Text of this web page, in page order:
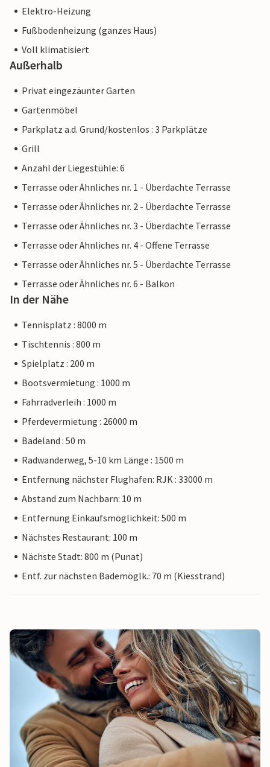
Elektro-Heizung
Fußbodenheizung (ganzes Haus)
Voll klimatisiert
Außerhalb
Privat eingezäunter Garten
Gartenmöbel
Parkplatz a.d. Grund/kostenlos : 3 Parkplätze
Grill
Anzahl der Liegestühle: 6
Terrasse oder Ähnliches nr. 1 - Überdachte Terrasse
Terrasse oder Ähnliches nr. 2 - Überdachte Terrasse
Terrasse oder Ähnliches nr. 3 - Überdachte Terrasse
Terrasse oder Ähnliches nr. 4 - Offene Terrasse
Terrasse oder Ähnliches nr. 5 - Überdachte Terrasse
Terrasse oder Ähnliches nr. 6 - Balkon
In der Nähe
Tennisplatz : 8000 m
Tischtennis : 800 m
Spielplatz : 200 m
Bootsvermietung : 1000 m
Fahrradverleih : 1000 m
Pferdevermietung : 26000 m
Badeland : 50 m
Radwanderweg, 5-10 km Länge : 1500 m
Entfernung nächster Flughafen: RJK : 33000 m
Abstand zum Nachbarn: 10 m
Entfernung Einkaufsmöglichkeit: 500 m
Nächstes Restaurant: 100 m
Nächste Stadt: 800 m (Punat)
Entf. zur nächsten Bademöglk.: 70 m (Kiesstrand)